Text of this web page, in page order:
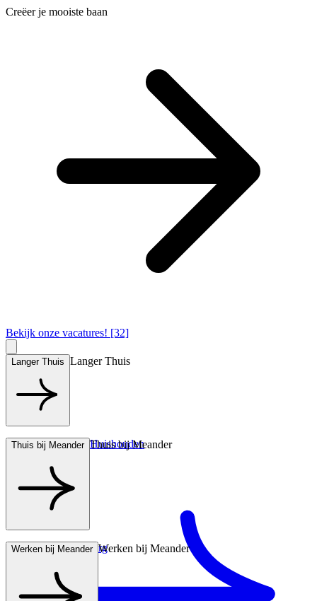
Creëer je mooiste baan
Bekijk onze vacatures! [32]
Langer Thuis Langer Thuis
Hulp bij het Huishouden
Thuis bij Meander Thuis bij Meander
Wonen met zorg
Werken bij Meander Werken bij Meander